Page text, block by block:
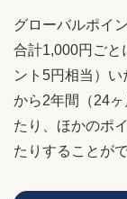
グローバルポイ
合計1,000円ごと
ント5円相当）
から2年間（24
たり、ほかのポ
たりすることが